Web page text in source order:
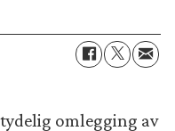
omlegging av